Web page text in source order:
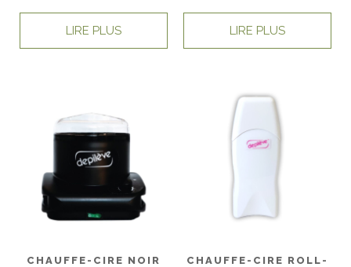
LIRE PLUS LIRE PLUS
CHAUFFE-CIRE NOIR
CHAUFFE-CIRE ROLL-